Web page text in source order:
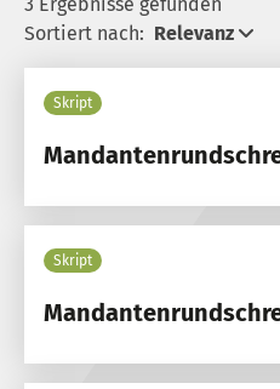
Sortiert nach: Relevanz
Skript
Skript